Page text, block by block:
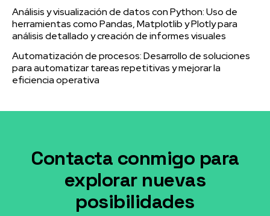
Análisis y visualización de datos con Python: Uso de
herramientas como Pandas, Matplotlib y Plotly para
análisis detallado y creación de informes visuales
Automatización de procesos: Desarrollo de soluciones
para automatizar tareas repetitivas y mejorar la
eficiencia operativa
Contacta conmigo para
explorar nuevas
posibilidades